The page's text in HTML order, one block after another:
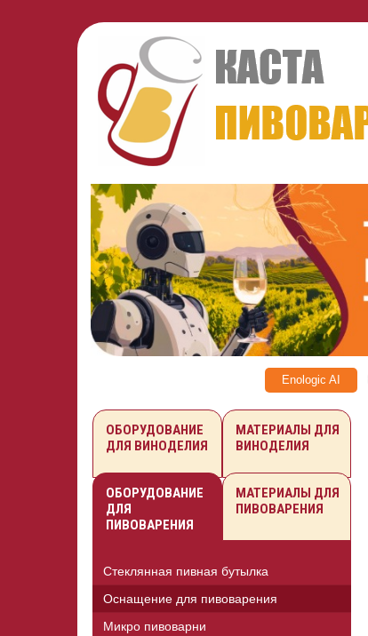
Enologic AI
ОБОРУДОВАНИЕ
ДЛЯ ВИНОДЕЛИЯ
МАТЕРИАЛЫ ДЛЯ
ВИНОДЕЛИЯ
ОБОРУДОВАНИЕ
ДЛЯ
ПИВОВАРЕНИЯ
МАТЕРИАЛЫ ДЛЯ
ПИВОВАРЕНИЯ
Стеклянная пивная бутылка
Оснащение для пивоварения
Микро пивоварни